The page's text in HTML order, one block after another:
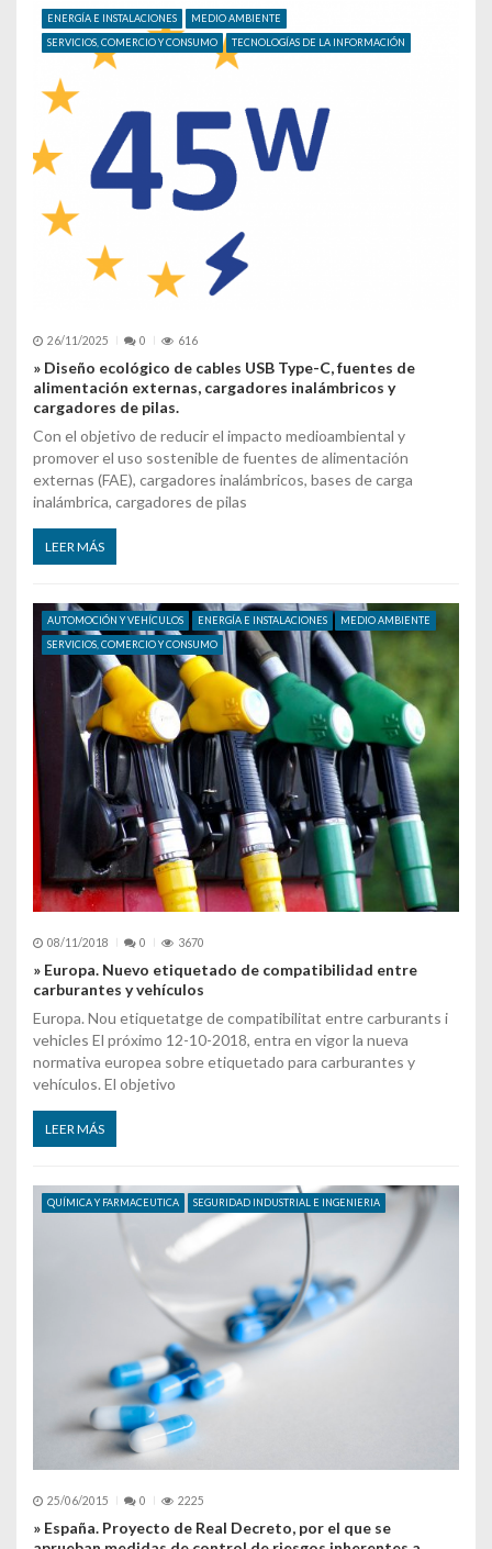
ENERGÍA E INSTALACIONES
MEDIO AMBIENTE
SERVICIOS, COMERCIO Y CONSUMO
TECNOLOGÍAS DE LA INFORMACIÓN
26/11/2025 0 616
» Diseño ecológico de cables USB Type-C, fuentes de
alimentación externas, cargadores inalámbricos y
cargadores de pilas.
Con el objetivo de reducir el impacto medioambiental y
promover el uso sostenible de fuentes de alimentación
externas (FAE), cargadores inalámbricos, bases de carga
inalámbrica, cargadores de pilas
LEER MÁS
AUTOMOCIÓN Y VEHÍCULOS ENERGÍA E INSTALACIONES
MEDIO AMBIENTE
SERVICIOS, COMERCIO Y CONSUMO
08/11/2018 0 3670
» Europa. Nuevo etiquetado de compatibilidad entre
carburantes y vehículos
Europa. Nou etiquetatge de compatibilitat entre carburants i
vehicles El próximo 12-10-2018, entra en vigor la nueva
normativa europea sobre etiquetado para carburantes y
vehículos. El objetivo
LEER MÁS
QUÍMICA Y FARMACEUTICA SEGURIDAD INDUSTRIAL E INGENIERIA
25/06/2015 0 2225
» España. Proyecto de Real Decreto, por el que se